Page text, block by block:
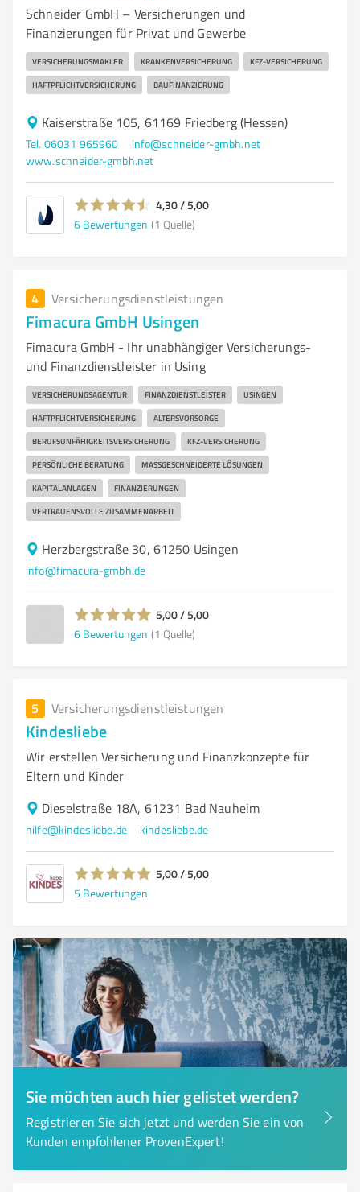
Schneider GmbH – Versicherungen und
Finanzierungen für Privat und Gewerbe
VERSICHERUNGSMAKLER KRANKENVERSICHERUNG KFZ-VERSICHERUNG
HAFTPFLICHTVERSICHERUNG BAUFINANZIERUNG
Kaiserstraße 105, 61169 Friedberg (Hessen)
Tel. 06031 965960
info@schneider-gmbh.net
www.schneider-gmbh.net
4,30 / 5,00
6 Bewertungen (1 Quelle)
4 Versicherungsdienstleistungen
Fimacura GmbH Usingen
Fimacura GmbH - Ihr unabhängiger Versicherungs-
und Finanzdienstleister in Using
VERSICHERUNGSAGENTUR FINANZDIENSTLEISTER USINGEN
HAFTPFLICHTVERSICHERUNG ALTERSVORSORGE
BERUFSUNFÄHIGKEITSVERSICHERUNG KFZ-VERSICHERUNG
PERSÖNLICHE BERATUNG MASSGESCHNEIDERTE LÖSUNGEN
KAPITALANLAGEN FINANZIERUNGEN
VERTRAUENSVOLLE ZUSAMMENARBEIT
Herzbergstraße 30, 61250 Usingen
info@fimacura-gmbh.de
5,00 / 5,00
6 Bewertungen (1 Quelle)
5 Versicherungsdienstleistungen
Kindesliebe
Wir erstellen Versicherung und Finanzkonzepte für
Eltern und Kinder
Dieselstraße 18A, 61231 Bad Nauheim
hilfe@kindesliebe.de kindesliebe.de
5,00 / 5,00
5 Bewertungen
Sie möchten auch hier gelistet werden?
Registrieren Sie sich jetzt und werden Sie ein von
Kunden empfohlener ProvenExpert!